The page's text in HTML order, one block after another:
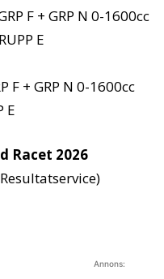
F + GRP N 0-1600cc
E
F + GRP N 0-1600cc
E
Racet 2026
Annons: